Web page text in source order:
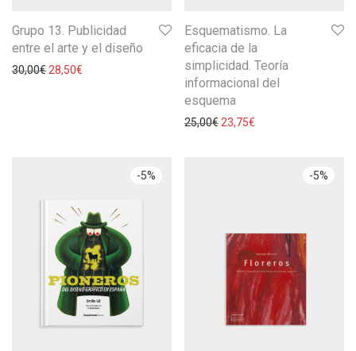
Grupo 13. Publicidad
entre el arte y el diseño
30,00€ 28,50€
Esquematismo. La
eficacia de la
simplicidad. Teoría
informacional del
esquema
25,00€ 23,75€
-5% -5%